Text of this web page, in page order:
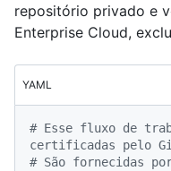
repositório privado e
Enterprise Cloud,
YAML
# Esse fluxo de
certificadas pelo
# São fornecidas